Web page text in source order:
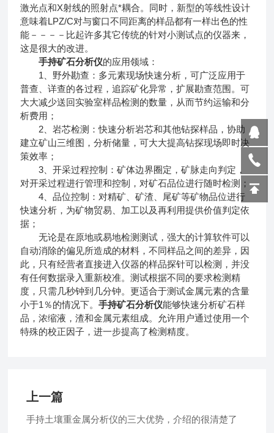
激光点和X射线的照射点*耦合。同时，新型的等线性设计
意味着LPZ/C对与窗口不同距离的样品都有一样出色的性
能－－－－比起许多其它传统的针对小测试点的仪器来，
这是很大的改进。
手持矿石分析仪的应用领域：
1、野外勘查：多元素现场快速分析，可广泛应用于
普查、详查的各过程，追踪矿化异常，扩展勘查范围。可
大大减少送回实验室样品检测的数量，从而节约运输和分
析费用；
2、岩芯检测：快速分析岩芯和其他钻探样品，协助
建立矿山三维图，分析储量，可大大提高钻探现场即时决
策效率；
3、开采过程控制：矿体边界圈定，矿脉走向判定，
对开采过程进行管理和控制，对矿石品位进行随时检测；
4、品位控制：对精矿、矿渣、尾矿等矿物品位进行
快速分析，为矿物贸易、加工以及再利用提供价值判定依
据；
无论是在原地或易地检测测试，强大的计算软件可以
自动消除的偏见所造成的材料，不同样品之间的差异，因
此，只有经营者直接进入仪器的样品探针可以检测，并没
有任何数据录入重新校准。测试根据不同的要求检测精
度，只需几秒钟到几分钟。更适合于测试金属元素的含量
小于1％的情况下。手持矿石分析仪能够快速分析矿石样
品，浓缩液，渣和金属元素组成。允许用户通过使用一个
特殊的校正因子，进一步提高了检测精度。
上一篇
手持土壤重金属分析仪的三大优势，介绍的很清楚了